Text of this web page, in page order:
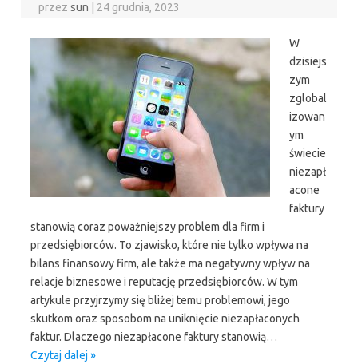
przezsun 24 grudnia, 2023
W
dzisiejs
zym
zglobal
izowan
ym
świecie
niezapł
acone
faktury
stanowią coraz poważniejszy problem dla firm i
przedsiębiorców. To zjawisko, które nie tylko wpływa na
bilans finansowy firm, ale także ma negatywny wpływ na
relacje biznesowe i reputację przedsiębiorców. W tym
artykule przyjrzymy się bliżej temu problemowi, jego
skutkom oraz sposobom na uniknięcie niezapłaconych
faktur. Dlaczego niezapłacone faktury stanowią…
Czytaj dalej »